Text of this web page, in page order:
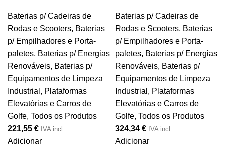
Baterias p/ Cadeiras de
Rodas e Scooters, Baterias
p/ Empilhadores e Porta-
paletes, Baterias p/ Energias
Renováveis, Baterias p/
Equipamentos de Limpeza
Industrial, Plataformas
Elevatórias e Carros de
Golfe, Todos os Produtos
221,55 € IVA incl
Adicionar
Baterias p/ Cadeiras de
Rodas e Scooters, Baterias
p/ Empilhadores e Porta-
paletes, Baterias p/ Energias
Renováveis, Baterias p/
Equipamentos de Limpeza
Industrial, Plataformas
Elevatórias e Carros de
Golfe, Todos os Produtos
324,34 € IVA incl
Adicionar